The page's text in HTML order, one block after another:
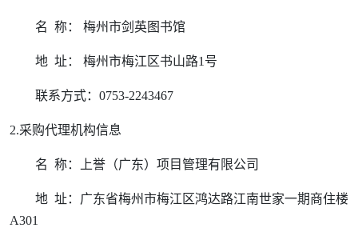
名 称： 梅州市剑英图书馆
地 址： 梅州市梅江区书山路1号
联系方式： 0753-2243467
2.采购代理机构信息
名 称：上誉（广东）项目管理有限公司
地 址：广东省梅州市梅江区鸿达路江南世家一期商住楼
A301